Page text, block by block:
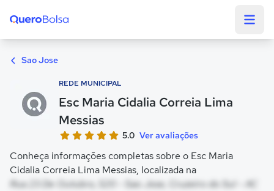
Sao Jose
REDE MUNICIPAL
Esc Maria Cidalia Correia Lima
Messias
5.0 Ver avaliações
Conheça informações completas sobre o Esc Maria
Cidalia Correia Lima Messias, localizada na
Rua 23 De Outubro, 520 - Sao Jose, Cruzeiro do Sul - AC